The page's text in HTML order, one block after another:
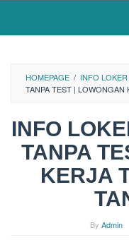
HOMEPAGE / INFO
TANPA TEST | LOWONGAN
INFO
TANPA
KERJA
By Admin